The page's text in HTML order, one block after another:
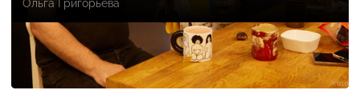
Ольга Григорьева